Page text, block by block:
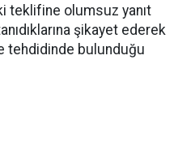
teklifine olumsuz yanıt
şikayet ederek
tehdidinde bulunduğu